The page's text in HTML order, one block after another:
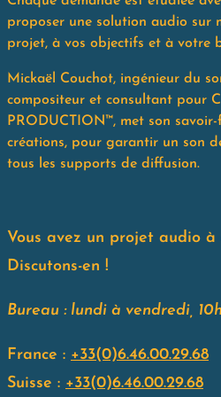
proposer une solution audio sur
projet, à vos objectifs et à votre
Mickaël Couchot, ingénieur du
compositeur et consultant pour
PRODUCTION™, met son
créations, pour garantir un son
tous les supports de diffusion.
Vous avez un projet audio à
Discutons-en !
Bureau : lundi à vendredi,
France : +33(0)6.46.00.29.68
Suisse : +33(0)6.46.00.29.68